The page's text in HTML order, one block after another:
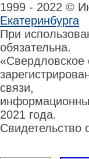
1999 - 2022 ©
Екатеринбурга
При
обязательна.
«Свердловское
связи,
2021 года.